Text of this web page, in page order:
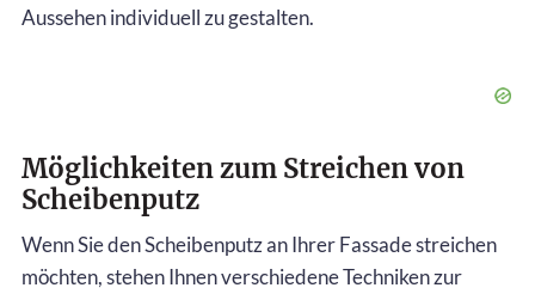
Aussehen individuell zu gestalten.
Möglichkeiten zum Streichen von
Scheibenputz
Wenn Sie den Scheibenputz an Ihrer Fassade streichen
möchten, stehen Ihnen verschiedene Techniken zur